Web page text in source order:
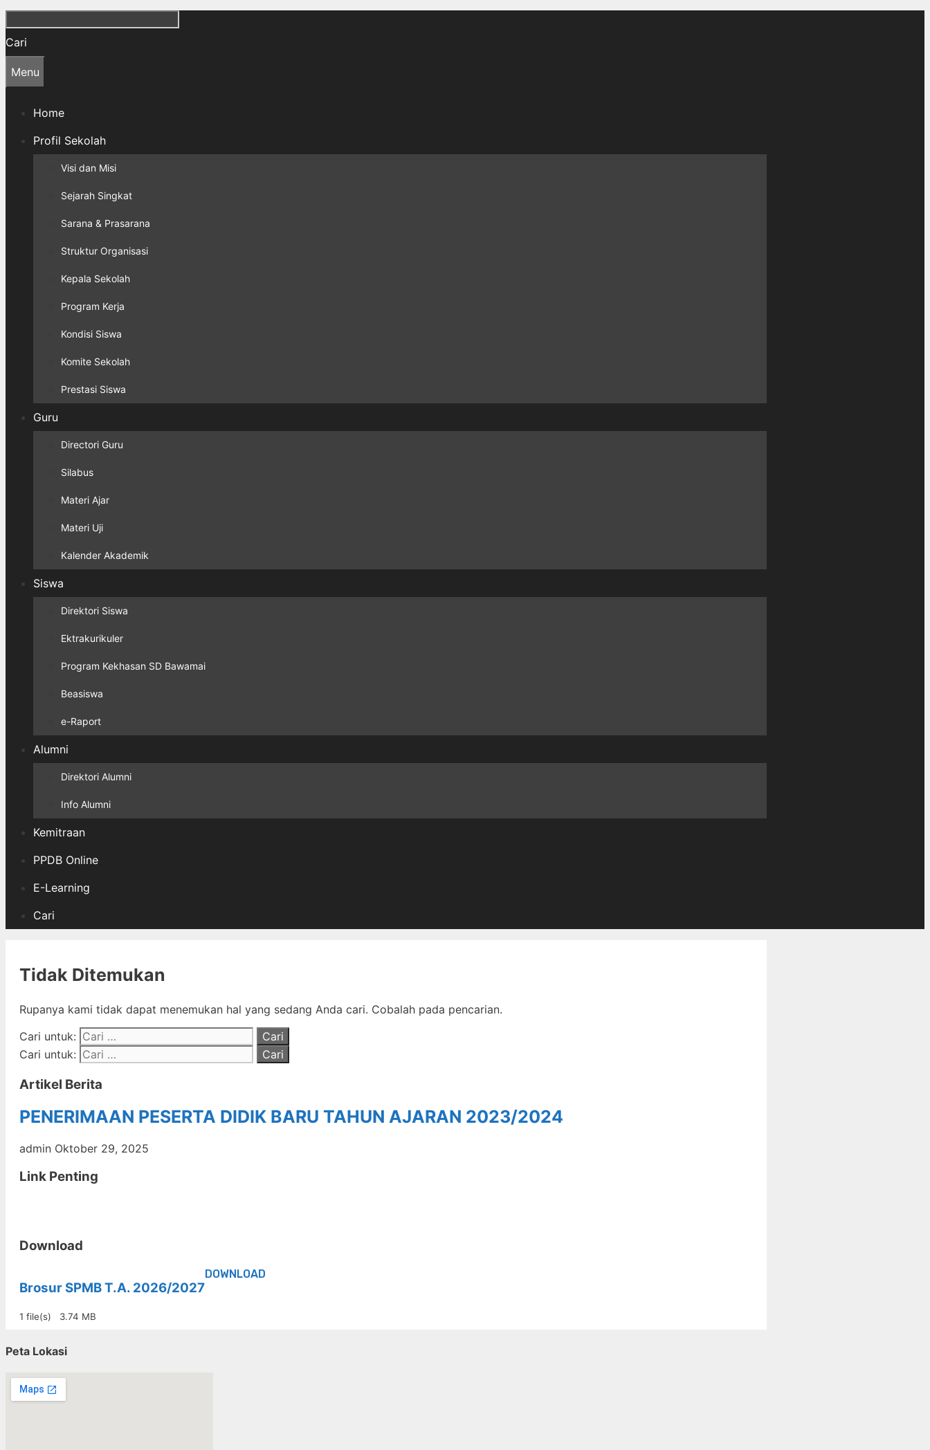
Cari
Menu
Home
Profil Sekolah
Visi dan Misi
Sejarah Singkat
Sarana & Prasarana
Struktur Organisasi
Kepala Sekolah
Program Kerja
Kondisi Siswa
Komite Sekolah
Prestasi Siswa
Guru
Directori Guru
Silabus
Materi Ajar
Materi Uji
Kalender Akademik
Siswa
Direktori Siswa
Ektrakurikuler
Program Kekhasan SD Bawamai
Beasiswa
e-Raport
Alumni
Direktori Alumni
Info Alumni
Kemitraan
PPDB Online
E-Learning
Cari
Tidak Ditemukan
Rupanya kami tidak dapat menemukan hal yang sedang Anda cari. Cobalah pada pencarian.
Cari untuk:
Cari untuk:
Artikel Berita
PENERIMAAN PESERTA DIDIK BARU TAHUN AJARAN 2023/2024
admin Oktober 29, 2025
Link Penting
Download
Brosur SPMB T.A. 2026/2027
1 file(s) 3.74 MB
DOWNLOAD
Peta Lokasi